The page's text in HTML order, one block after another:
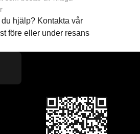
du hjälp? Kontakta vår
före eller under resans